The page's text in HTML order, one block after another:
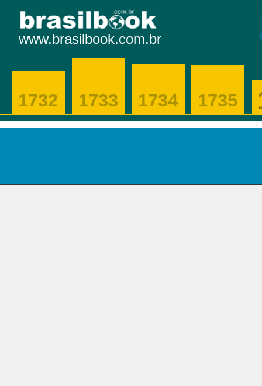
www.brasilbook.com.br
1732 1733 1734 1735